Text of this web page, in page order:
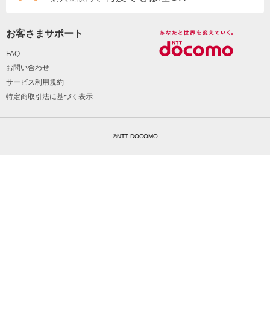
お客さまサポート
FAQ
お問い合わせ
サービス利用規約
特定商取引法に基づく表示
©NTT DOCOMO